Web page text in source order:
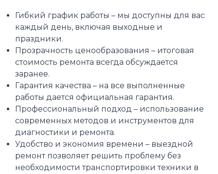
Гибкий график работы – мы доступны для вас
каждый день, включая выходные и
праздники.
Прозрачность ценообразования – итоговая
стоимость ремонта всегда обсуждается
заранее.
Гарантия качества – на все выполненные
работы дается официальная гарантия.
Профессиональный подход – использование
современных методов и инструментов для
диагностики и ремонта.
Удобство и экономия времени – выездной
ремонт позволяет решить проблему без
необходимости транспортировки техники в